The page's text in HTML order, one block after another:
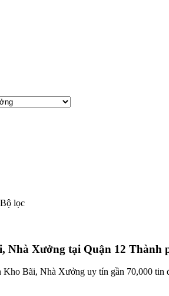
Bộ lọc
Nhà Xưởng tại Quận 12 Thành
Kho Bãi, Nhà Xưởng uy tín gần 70,000